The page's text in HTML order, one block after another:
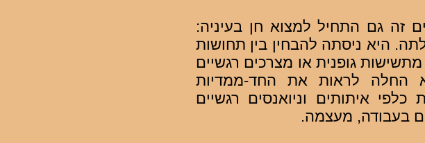
זה גם התחיל למצוא חן בעיניה:
היא ניסתה להבחין בין תחושות
גופנית או מצרכים רגשיים
החלה לראות את החד-ממדיות
איתותים וניואנסים רגשיים
בעבודה, מעצמה.